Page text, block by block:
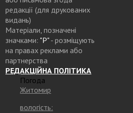
редакції (для друкованих
видань)
Матеріали, позначені
значками: "Р"- розміщують
на правах реклами або
партнерства
РЕДАКЦІЙНА ПОЛІТИКА
Погода
Житомир
вологість: